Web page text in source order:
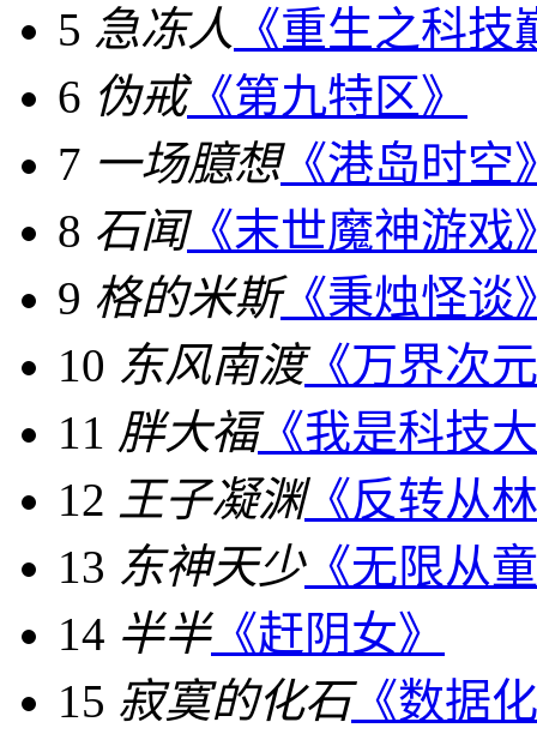
5 急冻人 《重生之科技
6 伪戒《第九特区》
7 一场臆想《港岛时空
8 石闻《末世魔神游戏
9 格的米斯《秉烛怪谈
10 东风南渡《万界次
11 胖大福《我是科技
12 王子凝渊《反转从
13 东神天少《无限从
14 半半《赶阴女》
15 寂寞的化石《数据